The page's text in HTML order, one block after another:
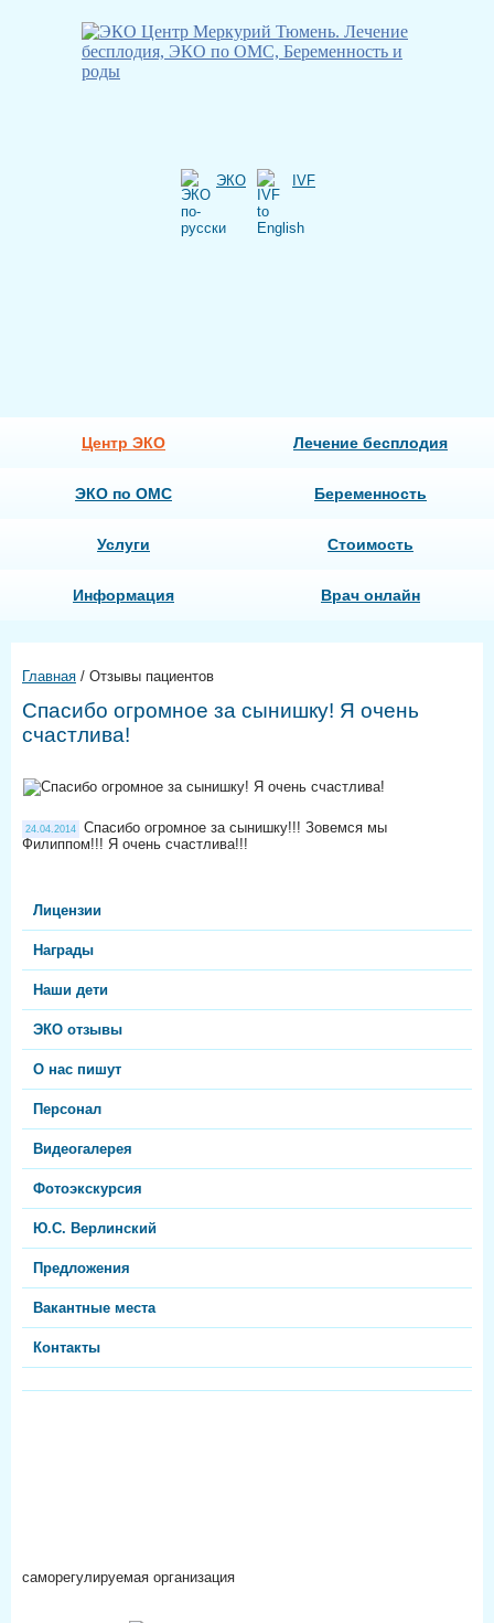
ЭКО IVF
Центр ЭКО Лечение бесплодия
ЭКО по ОМС Беременность
Услуги Стоимость
Информация Врач онлайн
Лицензии
Награды
Наши дети
ЭКО отзывы
О нас пишут
Персонал
Видеогалерея
Фотоэкскурсия
Ю.С. Верлинский
Предложения
Вакантные места
Контакты
саморегулируемая организация
Главная / Отзывы пациентов
Спасибо огромное за сынишку! Я очень
счастлива!
24.04.2014
Спасибо огромное за сынишку!!! Зовемся мы
Филиппом!!! Я очень счастлива!!!